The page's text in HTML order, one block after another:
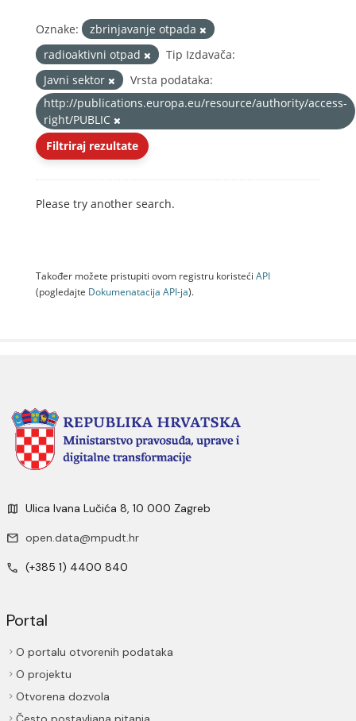
Oznake:
zbrinjavanje otpada
radioaktivni otpad
Tip Izdavača:
Javni sektor
Vrsta podataka:
http://publications.europa.eu/resource/authority/access-
right/PUBLIC
Filtriraj rezultate
Please try another search.
Također možete pristupiti ovom registru koristeći API
(pogledajte Dokumenаtаcijа API-jа).